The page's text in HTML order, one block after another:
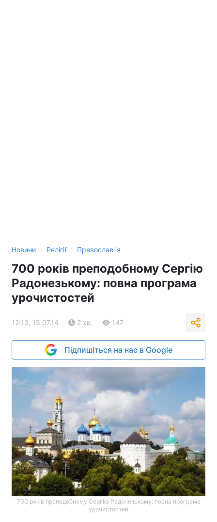
Новини › Релігії › Православ`я
700 років преподобному Сергію
Радонезькому: повна програма
урочистостей
12:13, 15.07.14 2 хв. 147
Підпишіться на нас в Google
700 років преподобному Сергію Радонезькому: повна програма
урочистостей